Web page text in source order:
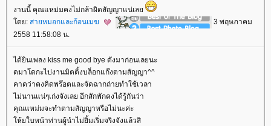
งานนี้ คุณแหม่มคงไม่กล้าผิดสัญญาแน่เล
ดย: สายหมอกและก้อนเมฆ
3 พฤษภาคม
2558 11:58:08 น.
ได้ยินเพลง kiss me good bye ดังมาก่อนเลยนะ
ดมาโดกะไปงานมิตติ้งบล็อกแก๊งตามสัญญา^^
คาดว่าคงคิดพร๊อตและจัดฉากถ่ายทำใช้เวลา
ไม่นานแน่ๆเก่งจังเลย อีกสักพักคงได้รู้กันว่า
คุณแหม่มจะทำตามสัญญาหรือไม่นะค่ะ
ห้ยใบหน้าท่านผู้นำไม่ยิ้มเริ่มจริงจังแล้วสิ